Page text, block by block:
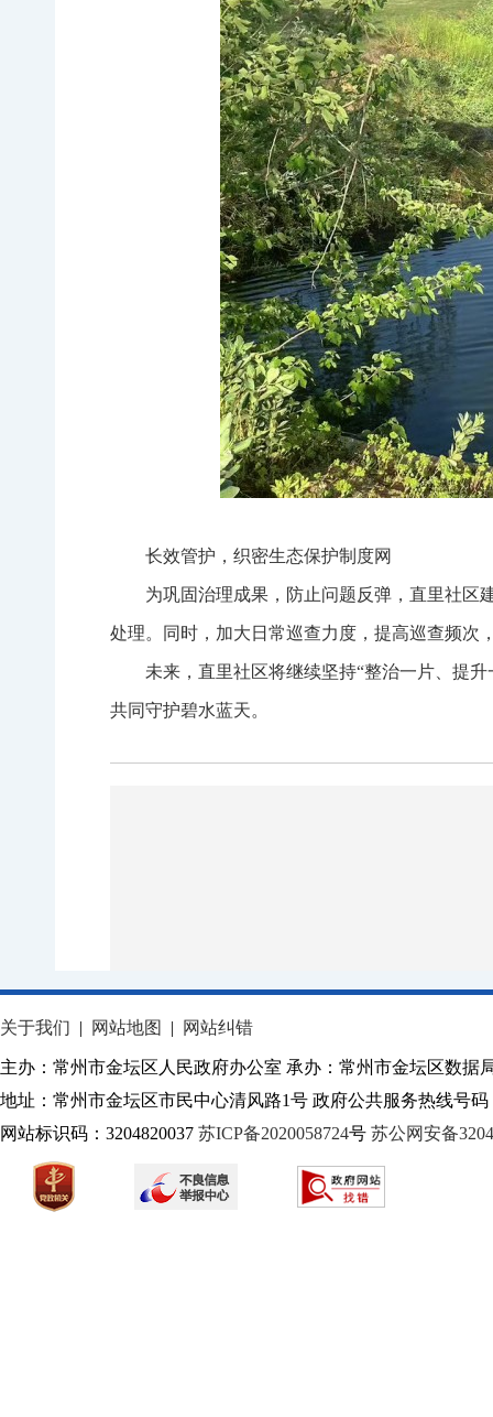
长效管护，织密生态保护制度网
为巩固治理成果，防止问题反弹，直里社区
处理。同时，加大日常巡查力度，提高巡查频次
未来，直里社区将继续坚持“整治一片、提
共同守护碧水蓝天。
关于我们 | 网站地图 | 网站纠错
主办：常州市金坛区人民政府办公室 承办：常州市金坛区数据
地址：常州市金坛区市民中心清风路1号 政府公共服务热线号码
网站标识码：3204820037 苏ICP备2020058724号 苏公网安备